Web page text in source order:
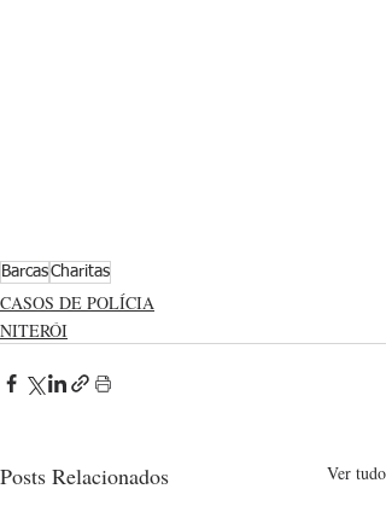
BarcasCharitas
CASOS DE POLÍCIA
NITERÓI
Posts Relacionados Ver tudo